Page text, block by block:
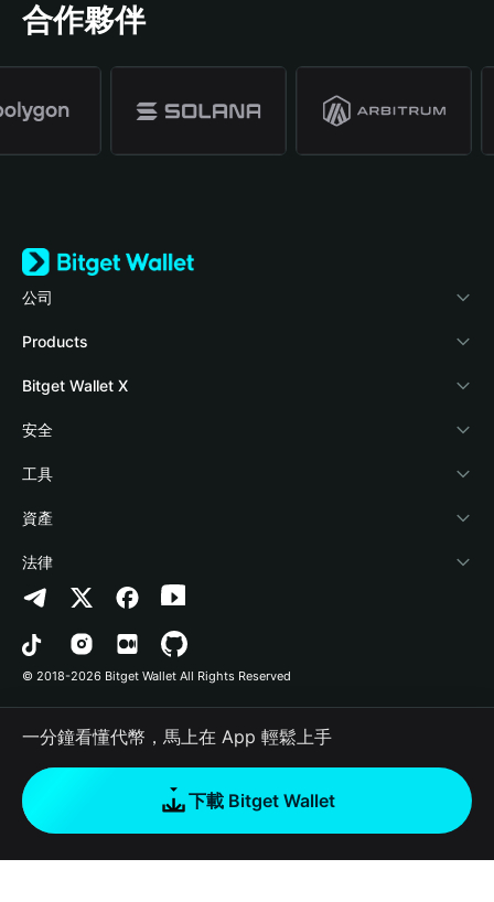
合作夥伴
公司
關於 Bitget Wallet
部落格
學院
加密資訊
幫助中心
‌聯繫我們
品牌資源
工作機會
Products
Crypto Card
Stablecoin Earn
Payfi Crypto
Crypto Swap API
Altcoin Season Index
Prediction Markets
DApp
RWA
如何購買加密貨幣
Bitget Wallet X
開發者文件
連接錢包
Bitget Wallet Pay
合作上架
安全
風險保障基金
安全防護技術
工具
快捷買幣
授權檢測
合約檢測
批次轉帳
資產
Arbitrum
Avalanche
Bitcoin
Polygon
法律
隱私協議
用戶使用協議
© 2018-2026 Bitget Wallet All Rights Reserved
一分鐘看懂代幣，馬上在 App 輕鬆上手
下載 Bitget Wallet